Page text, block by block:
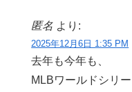
匿名 より:
2025年12月6日 1:35 PM
去年も今年も、
MLBワールドシリ